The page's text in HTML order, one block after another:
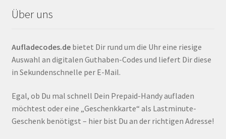
Über uns
Aufladecodes.debietet Dir rund um die Uhr eine riesige
Auswahl an digitalen Guthaben-Codes und liefert Dir diese
in Sekundenschnelle per E-Mail.
Egal, ob Du mal schnell Dein Prepaid-Handy aufladen
möchtest oder eine „Geschenkkarte“ als Lastminute-
Geschenk benötigst – hier bist Du an der richtigen Adresse!